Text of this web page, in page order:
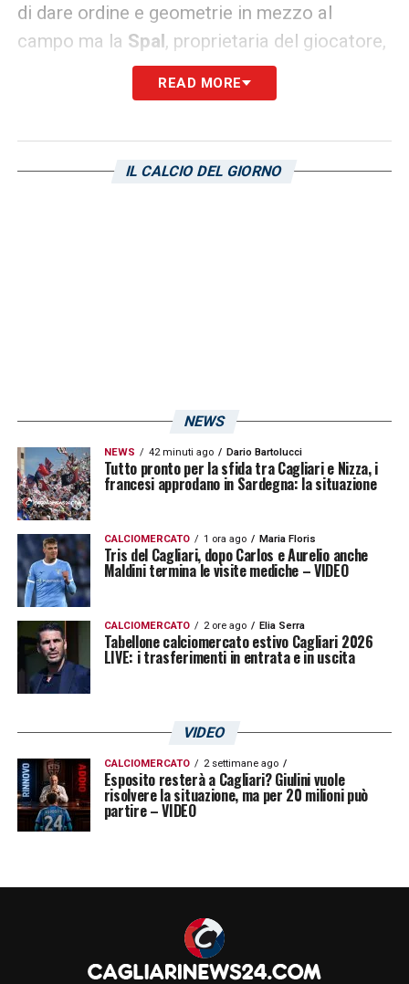
di dare ordine e geometrie in mezzo al
campo ma la Spal, proprietaria del giocatore,
continua a sparare alto sul costo del
cartellino. Se non ci saranno sviluppi la
READ MORE
IL CALCIO DEL GIORNO
NEWS
NEWS 42 minuti ago Dario Bartolucci
Tutto pronto per la sfida tra Cagliari e Nizza, i
francesi approdano in Sardegna: la situazione
CALCIOMERCATO 1 ora ago Maria Floris
Tris del Cagliari, dopo Carlos e Aurelio anche
Maldini termina le visite mediche – VIDEO
CALCIOMERCATO 2 ore ago Elia Serra
Tabellone calciomercato estivo Cagliari 2026
LIVE: i trasferimenti in entrata e in uscita
VIDEO
CALCIOMERCATO 2 settimane ago
Esposito resterà a Cagliari? Giulini vuole
risolvere la situazione, ma per 20 milioni può
partire – VIDEO